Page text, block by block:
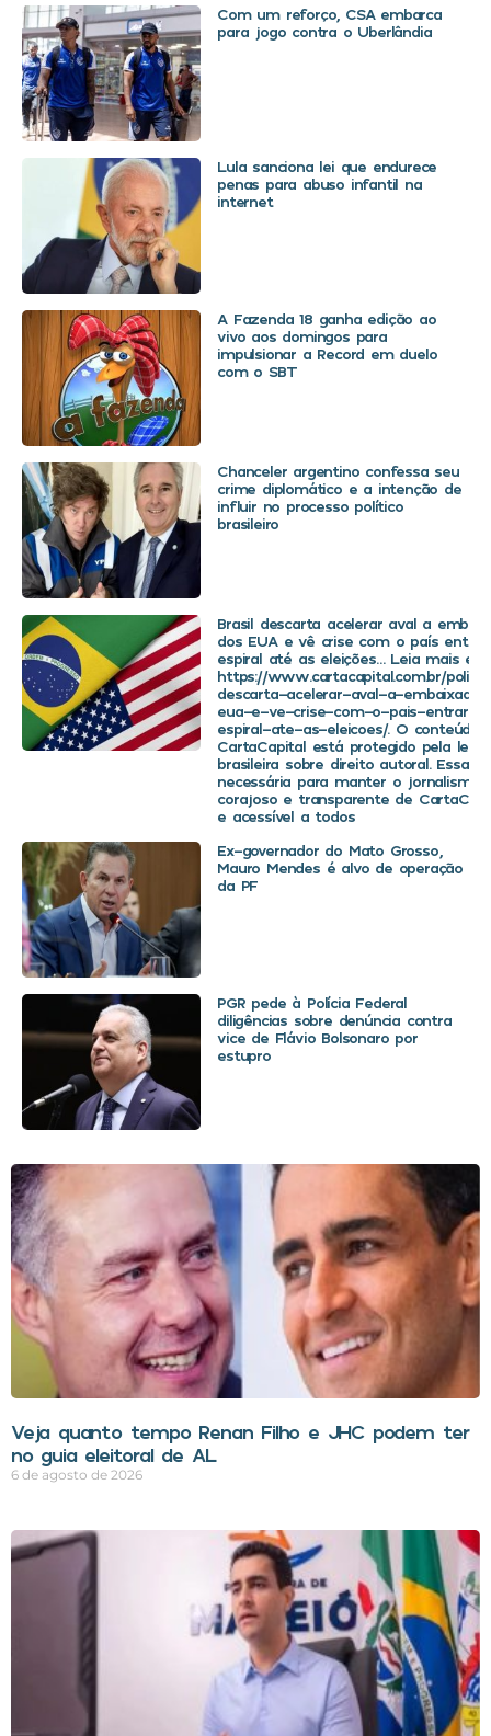
Com um reforço, CSA embarca
para jogo contra o Uberlândia
Lula sanciona lei que endurece
penas para abuso infantil na
internet
A Fazenda 18 ganha edição ao
vivo aos domingos para
impulsionar a Record em duelo
com o SBT
Chanceler argentino confessa seu
crime diplomático e a intenção de
influir no processo político
brasileiro
Brasil descarta acelerar aval a
dos EUA e vê crise com o país
espiral até as eleições… Leia mais em
https://www.cartacapital.com.br/
descarta-acelerar-aval-a-
eua-e-ve-crise-com-o-pais-entrar-
espiral-ate-as-eleicoes/. O conteúdo
CartaCapital está protegido pela
brasileira sobre direito autoral. Essa
necessária para manter o jornalismo
corajoso e transparente de
e acessível a todos
Ex-governador do Mato Grosso,
Mauro Mendes é alvo de operação
da PF
PGR pede à Polícia Federal
diligências sobre denúncia contra
vice de Flávio Bolsonaro por
estupro
Veja quanto tempo Renan Filho e JHC podem ter
no guia eleitoral de AL
6 de agosto de 2026